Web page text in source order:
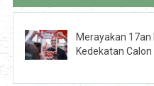
Merayakan
Kedekatan